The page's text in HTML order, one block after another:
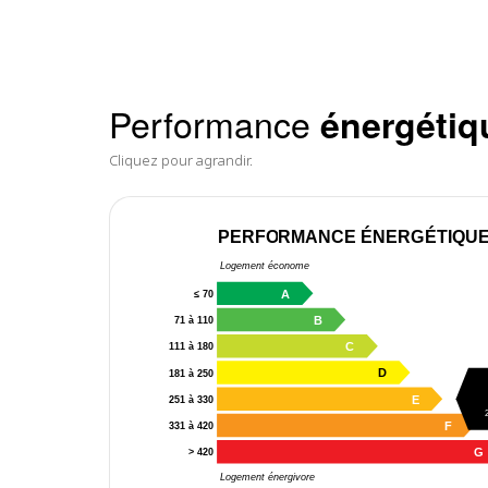
Performance
Cliquez pour agrandir.
PERFORMANCE ÉNERGÉTIQUE
Logement économe
Logement énergivore
≤ 70 A
71 à 110 B
111 à 180 C
181 à 250 D
251 à 330 E
331 à 420 F
> 420 G